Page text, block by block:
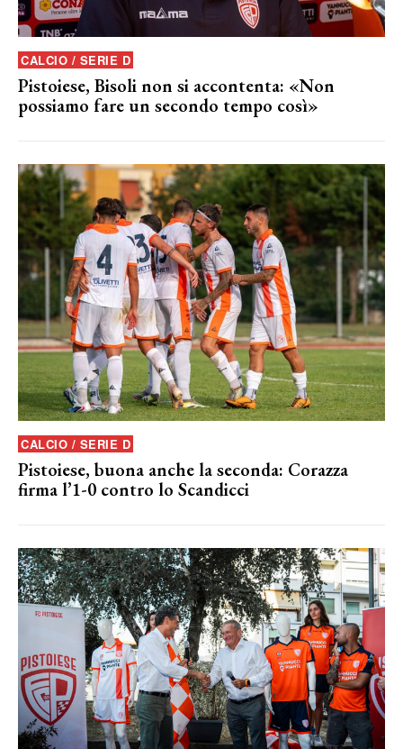
CALCIO / SERIE D
Pistoiese, Bisoli non si accontenta: «Non
possiamo fare un secondo tempo così»
CALCIO / SERIE D
Pistoiese, buona anche la seconda: Corazza
firma l’1-0 contro lo Scandicci